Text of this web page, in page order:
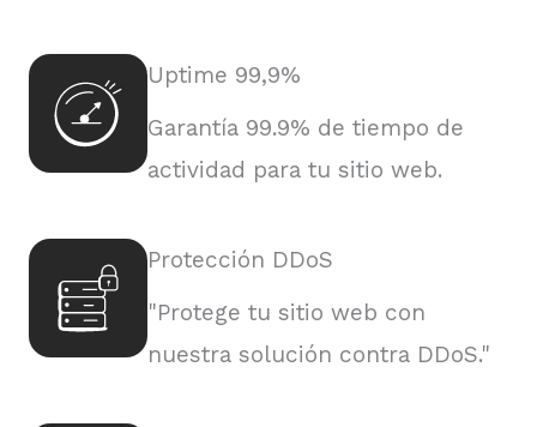
Uptime 99,9%
Garantía 99.9% de tiempo de
actividad para tu sitio web.
Protección DDoS
"Protege tu sitio web con
nuestra solución contra DDoS."